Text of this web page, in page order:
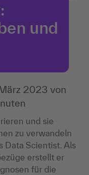
und
2023 von
und sie
zu verwandeln
Data Scientist. Als
erstellt er
für die